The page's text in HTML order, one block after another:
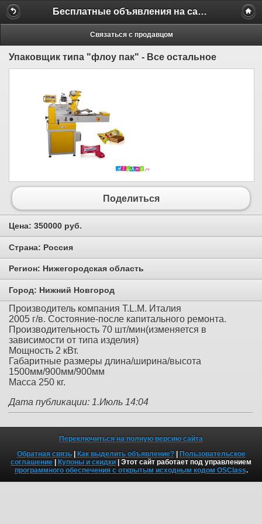
Бесплатные объявления на сайте MILAMO.ru
Связаться с продавцом
Упаковщик типа "флоу пак" - Все остальное
Поделиться
Цена: 350000 руб.
Страна: Россия
Регион: Нижегородская область
Город: Нижний Новгород
Производитель компания T.L.M. Италия
2005 г/в. Состояние-после капитального ремонта.
Производительность 70 шт/мин(изменяется в
зависимости от типа изделия)
Мощность 2 кВт.
Габаритные размеры длина/ширина/высота
1500мм/900мм/900мм
Масса 250 кг.
Дата публикации: 1.Июль 14:04
Переключиться на полную версию сайта
Обратная связь| Как выделить объявление?| Пользовательское
соглашение | Купоны и скидки | Этот сайт работает под управлением
программного обеспечения с открытым исходным кодом OSClass.